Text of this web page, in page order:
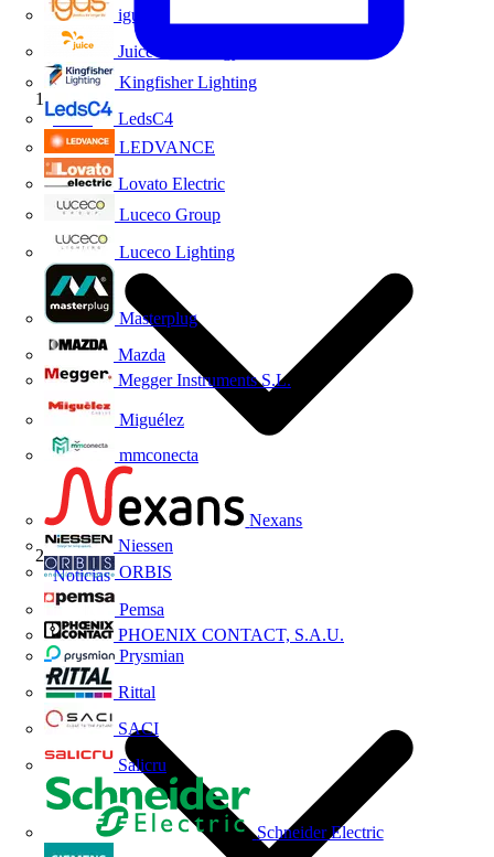
igus
Juice Technology
Kingfisher Lighting
LedsC4
LEDVANCE
Lovato Electric
Luceco Group
Luceco Lighting
Masterplug
Mazda
Megger Instruments S.L.
Miguélez
mmconecta
Nexans
Niessen
ORBIS
Pemsa
PHOENIX CONTACT, S.A.U.
Prysmian
Rittal
SACI
Salicru
Schneider Electric
Inicio
Noticias